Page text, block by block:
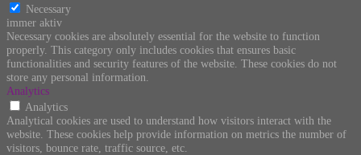
Necessary
immer aktiv
Necessary cookies are absolutely essential for the website to function
properly. This category only includes cookies that ensures basic
functionalities and security features of the website. These cookies do not
store any personal information.
Analytics
Analytics
Analytical cookies are used to understand how visitors interact with the
website. These cookies help provide information on metrics the number of
visitors, bounce rate, traffic source, etc.